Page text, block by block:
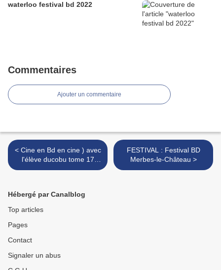
waterloo festival bd 2022
Commentaires
Ajouter un commentaire
< Cine en Bd en cine ) avec
l'élève ducobu tome 17
'silence on copie
FESTIVAL : Festival BD
Merbes-le-Château >
Hébergé par Canalblog
Top articles
Pages
Contact
Signaler un abus